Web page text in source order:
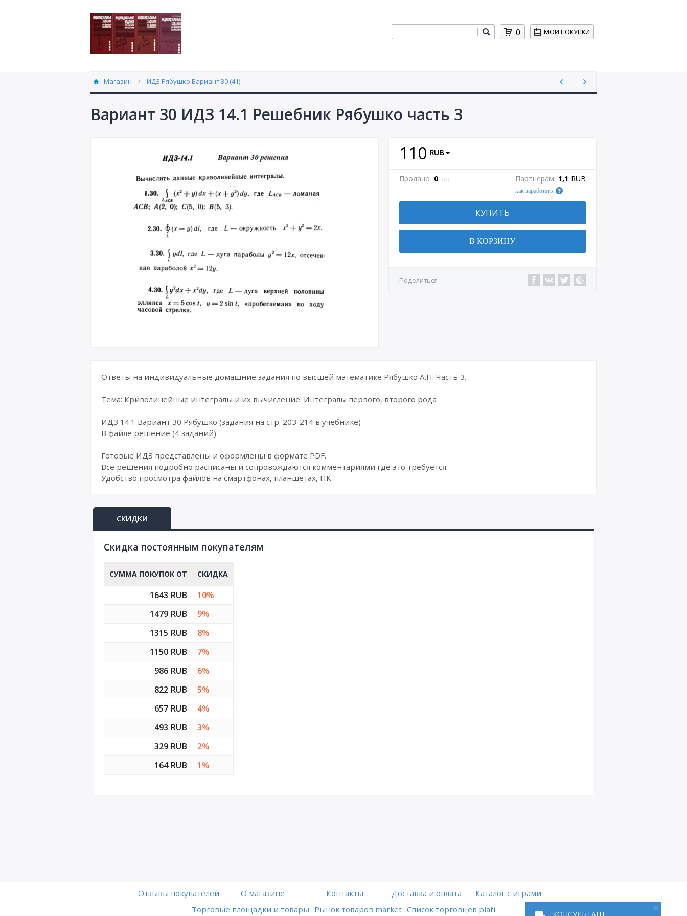
МОИ ПОКУПКИ
0
Магазин ИДЗ Рябушко Вариант 30 (41)
Вариант 30 ИДЗ 14.1 Решебник Рябушко часть 3
110 RUB
Продано 0 шт. Партнерам 1,1 RUB
как заработать
КУПИТЬ
В КОРЗИНУ
Поделиться
Ответы на индивидуальные домашние задания по высшей математике Рябушко А.П. Часть 3.
Тема: Криволинейные интегралы и их вычисление. Интегралы первого, второго рода
ИДЗ 14.1 Вариант 30 Рябушко (задания на стр. 203-214 в учебнике)
В файле решение (4 заданий)
Готовые ИДЗ представлены и оформлены в формате PDF.
Все решения подробно расписаны и сопровождаются комментариями где это требуется.
Удобство просмотра файлов на смартфонах, планшетах, ПК.
СКИДКИ
Cкидка постоянным покупателям
СУММА ПОКУПОК ОТ СКИДКА
1643 RUB
10%
1479 RUB
9%
1315 RUB
8%
1150 RUB
7%
986 RUB
6%
822 RUB
5%
657 RUB
4%
493 RUB
3%
329 RUB
2%
164 RUB
1%
Отзывы покупателей O магазине Контакты Доставка и оплата
Каталог с играми
Торговые площадки и товары Рынок товаров market Список торговцев plati